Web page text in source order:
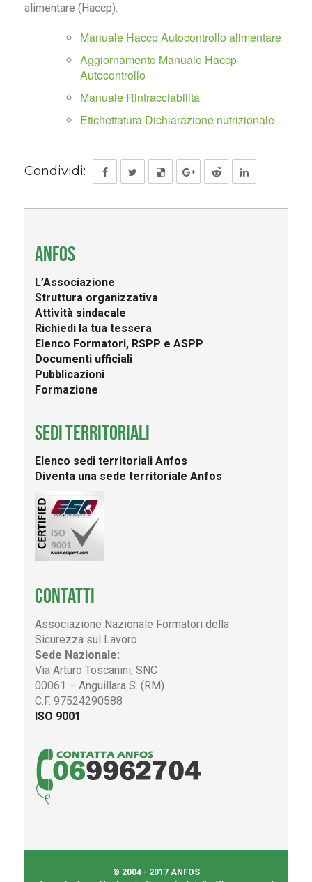
alimentare (Haccp).
Manuale Haccp Autocontrollo alimentare
Aggiornamento Manuale Haccp
Autocontrollo
Manuale Rintracciabilità
Etichettatura Dichiarazione nutrizionale
Condividi:
ANFOS
L’Associazione
Struttura organizzativa
Attività sindacale
Richiedi la tua tessera
Elenco Formatori, RSPP e ASPP
Documenti ufficiali
Pubblicazioni
Formazione
SEDI TERRITORIALI
Elenco sedi territoriali Anfos
Diventa una sede territoriale Anfos
CONTATTI
Associazione Nazionale Formatori della
Sicurezza sul Lavoro
Sede Nazionale:
Via Arturo Toscanini, SNC
00061 – Anguillara S. (RM)
C.F. 97524290588
ISO 9001
© 2004 - 2017 ANFOS